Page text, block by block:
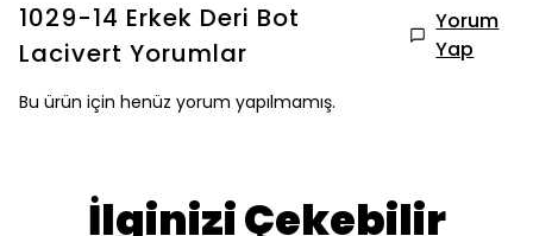
1029-14 Erkek Deri Bot
Lacivert Yorumlar
Yorum
Yap
Bu ürün için henüz yorum yapılmamış.
İlginizi Çekebilir